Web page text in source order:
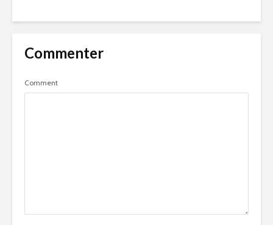
Commenter
Comment